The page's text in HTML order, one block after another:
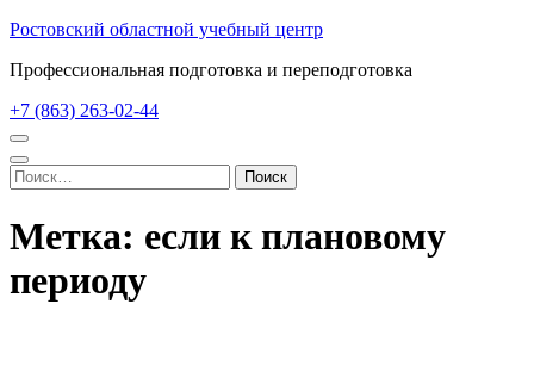
Перейти
содержимому
Enter)
Ростовский областной учебный центр
Профессиональная подготовка и переподготовка
+7 (863) 263-02-44
Найти:
Метка: если к плановому
периоду